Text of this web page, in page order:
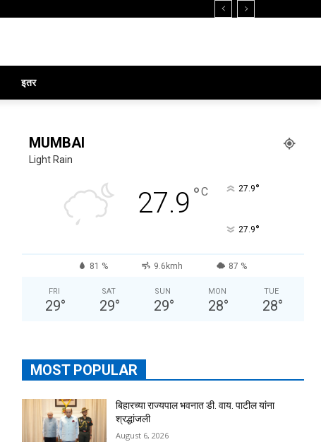
इतर
MUMBAI
Light Rain
27.9 °C 27.9°
27.9°
81 % 9.6kmh 87 %
FRI
29°
SAT
29°
SUN
29°
MON
28°
TUE
28°
MOST POPULAR
बिहारच्या राज्यपाल भवनात डी. वाय. पाटील यांना
श्रद्धांजली
August 6, 2026